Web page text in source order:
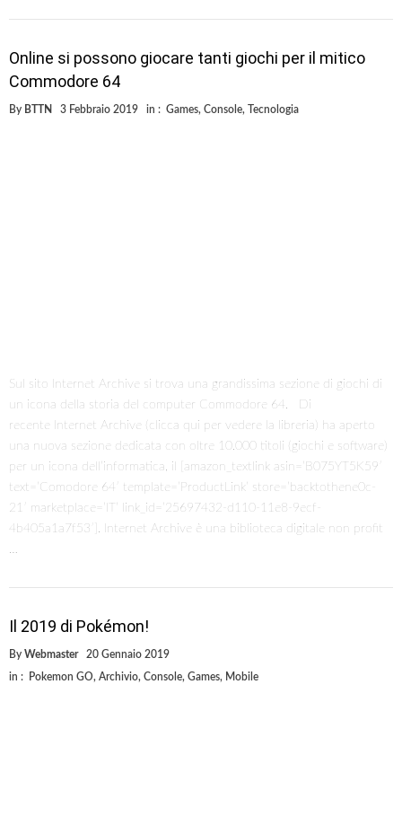
Online si possono giocare tanti giochi per il mitico
Commodore 64
By BTTN 3 Febbraio 2019 in : Games, Console, Tecnologia
Sul sito Internet Archive si trova una grandissima sezione di giochi di
un icona della storia del computer Commodore 64. Di
recente Internet Archive (clicca qui per vedere la libreria) ha aperto
una nuova sezione dedicata con oltre 10.000 titoli (giochi e software)
per un icona dell’informatica, il [amazon_textlink asin=’B075YT5K59′
text=’Comodore 64′ template=’ProductLink’ store=’backtothene0c-
21′ marketplace=’IT’ link_id=’25697432-d110-11e8-9ecf-
4b405a1a7f53′]. Internet Archive è una biblioteca digitale non profit
Il 2019 di Pokémon!
By Webmaster 20 Gennaio 2019
in : Pokemon GO, Archivio, Console, Games, Mobile